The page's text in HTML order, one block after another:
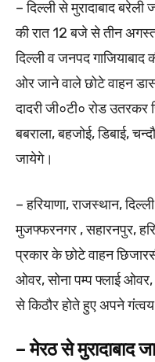
– दिल्ली से मुरादाबाद
की रात 12 बजे से तीन
दिल्ली व जनपद
ओर जाने वाले छोटे वाहन
दादरी जी०टी० रोड उतरकर
बबराला, बहजोई, डिबाई,
जायेगे।
– हरियाणा, राजस्थान,
मुजफ्फरनगर , सहारनपुर,
प्रकार के छोटे वाहन
ओवर, सोना पम्प फ्लाई ओवर,
से किठौर होते हुए अपने
– मेरठ से मुरादाबाद